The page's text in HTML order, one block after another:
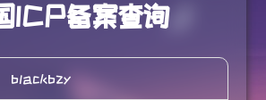
ICP备案查询
blackbzy